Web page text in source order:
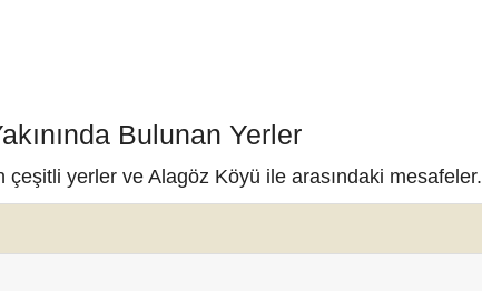
Bulunan Yerler
çeşitli yerler ve Alagöz Köyü ile arasındaki mesafeler.